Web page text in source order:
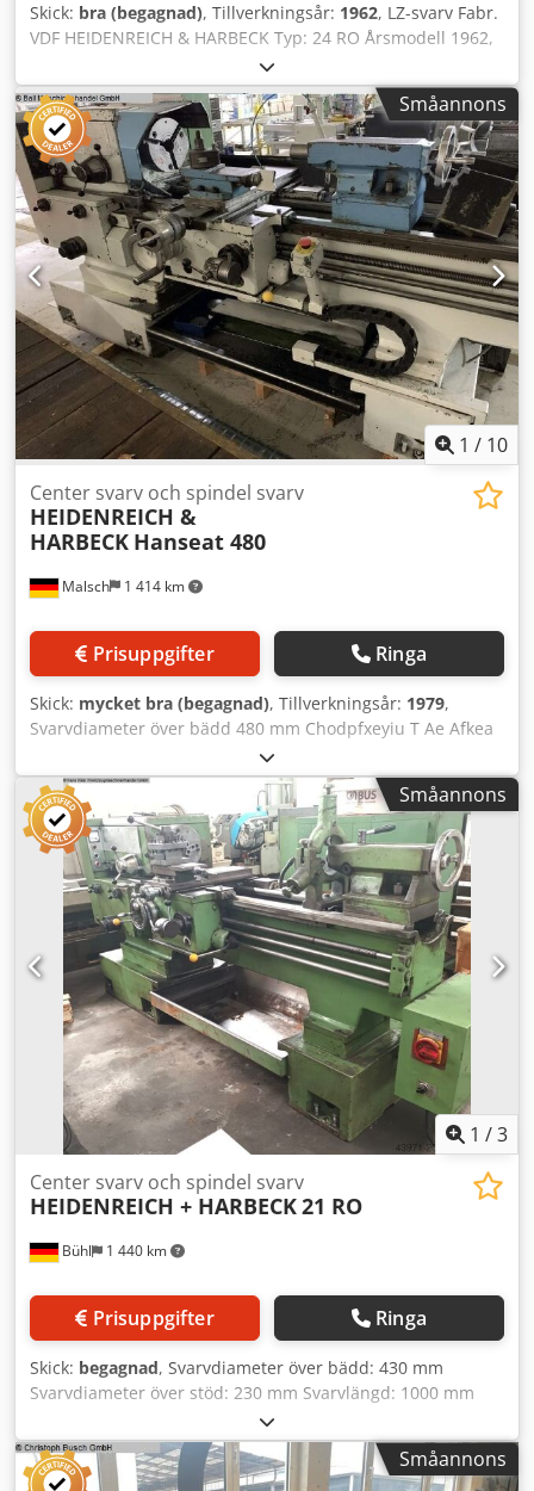
Skick: bra (begagnad), Tillverkningsår: 1962, LZ-svarv Fabr.
VDF HEIDENREICH & HARBECK Typ: 24 RO Årsmodell 1962,
renoverad 1992. Utrustad med 3-axlig digitalavläsare
Heidenhain, 250 mm chuck Forkardt, verktygshållare
Multifix B. Spetshöjd: 255 mm Svarvdiameter över bädd:
510 mm Svarvdiameter över tvärslid: 270 mm Avstånd
mellan spetsarna: 1000 mm Spindelhålsdiameter: 55 mm
Spindelvarvtal: 20–900 varv/min, motor 6,5 kW
Csdpfexziuwjx Afkoha Maskinen är i gott skick, elscheman
finns tillgängliga. Platsbehov: längd 3 m, djup 1,2 m, höjd
1,3 m, vikt ca 1800 kg.
Småannons
1 / 10
Malsch 1 414 km
Center svarv och spindel svarv
HEIDENREICH &
HARBECK Hanseat 480
Prisuppgifter Ringa
Skick: mycket bra (begagnad), Tillverkningsår: 1979,
Svarvdiameter över bädd 480 mm Chodpfxeyiu T Ae Afkea
Svarvdiameter över support 295 mm Svarvlängd 1000 mm
Spindelgenomgång 56 mm Maskinvikt ca 1,8 t
Utrymmesbehov ca 1,4 x 0,8 x 1,6 m
Småannons
1 /3
Bühl 1 440 km
Center svarv och spindel svarv
HEIDENREICH + HARBECK21 RO
Prisuppgifter Ringa
Skick: begagnad, Svarvdiameter över bädd: 430 mm
Svarvdiameter över stöd: 230 mm Svarvlängd: 1000 mm
Spetshöjd: 215 mm Spetsavstånd: 1000 mm
Spindelgenomgång: 56 mm Spindelhastigheter: 19 - 2000
varv/min Totalt effektbehov: 7,5 kW Chodpoxwp EnofxSmåannons